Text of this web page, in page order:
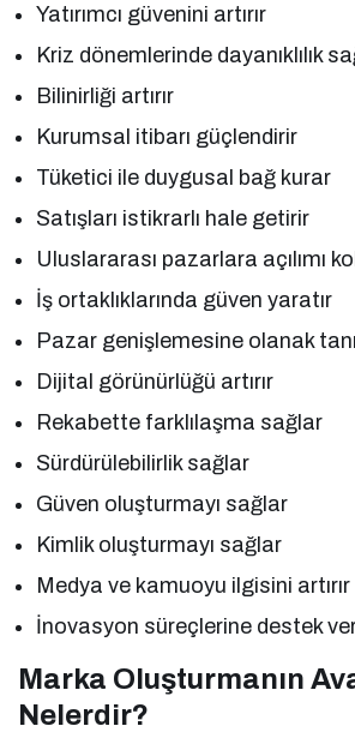
Yatırımcı güvenini artırır
Kriz dönemlerinde dayanıklılık
Bilinirliği artırır
Kurumsal itibarı güçlendirir
Tüketici ile duygusal bağ kurar
Satışları istikrarlı hale getirir
Uluslararası pazarlara açılımı
İş ortaklıklarında güven yaratır
Pazar genişlemesine olanak
Dijital görünürlüğü artırır
Rekabette farklılaşma sağlar
Sürdürülebilirlik sağlar
Güven oluşturmayı sağlar
Kimlik oluşturmayı sağlar
Medya ve kamuoyu ilgisini artırır
İnovasyon süreçlerine destek
Marka Oluşturmanın
Nelerdir?